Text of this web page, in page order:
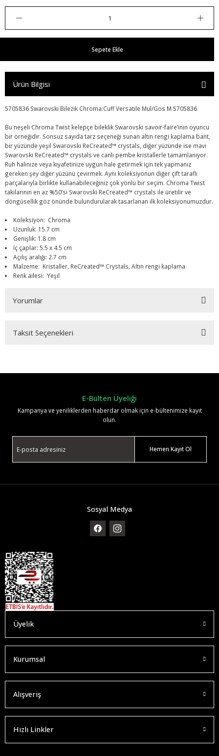
Sepete Ekle
Ürün Bilgisi
5705836 Swarovski Bilezik Chroma:Cuff Versatıle Mul/Gos M 5705836
Bu neşeli Chroma Twist kelepçe bileklik Swarovski savoir-faire’inin oyuncu
bir örneğidir. Sonsuz sayıda tarz seçeneği sunan altın rengi kaplama bant,
bir yüzünde yeşil Swarovski ReCreated™ crystals, diğer yüzünde ise mavi
Swarovski ReCreated™ crystals ve canlı pembe kristallerle tamamlanıyor.
Ruh halinize veya kıyafetinize uygun hale getirmek için tek yapmanız
gereken şey diğer yüzünü çevirmek. Aynı koleksiyonun diğer çift taraflı
parçalarıyla birlikte kullanabileceğiniz çok yönlü bir seçim. Chroma Twist
takılarının en az %50’si Swarovski ReCreated™ crystals ile üretilir ve
döngüsellik göz önünde bulundurularak tasarlanan ilk koleksiyonumuzdur.
Koleksiyon: Chroma
Uzunluk: 15.7 cm
Genişlik: 1.8 cm
İç çaplar: 5.5 x 4.5 cm
Açılış aralığı: 2.7 cm
Malzeme: Kristaller, ReCreated™ Crystals, Altın rengi kaplama
Renk ailesi: Yeşil
Yorumlar
Taksit Seçenekleri
E-Bülten Üyeliği
Kampanya ve yeniliklerden haberdar olmak için e-bültenimize kayıt
olun.
Hemen Kayıt Ol
Sosyal Medya
Üyelik
Kurumsal
Alışveriş
Hızlı Linkler